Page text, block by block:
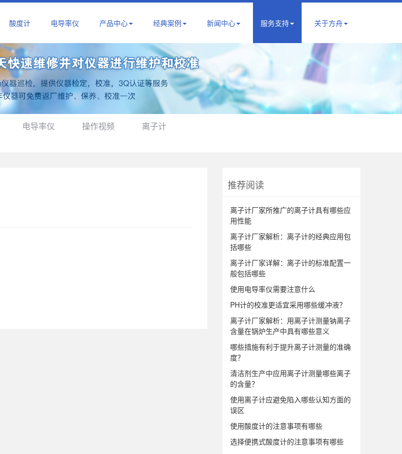
酸度计 电导率仪 产品中心 经典案例 新闻中心 服务支持 关于方舟
电导率仪 操作视频
离子计
推荐阅读
离子计厂家所推广的离子计具有哪些应
用性能
离子计厂家解析：离子计的经典应用包
括哪些
离子计厂家详解：离子计的标准配置一
般包括哪些
使用电导率仪需要注意什么
PH计的校准更适宜采用哪些缓冲液？
离子计厂家解析：用离子计测量钠离子
含量在锅炉生产中具有哪些意义
哪些措施有利于提升离子计测量的准确
度？
清洁剂生产中应用离子计测量哪些离子
的含量？
使用离子计应避免陷入哪些认知方面的
误区
使用酸度计的注意事项有哪些
选择便携式酸度计的注意事项有哪些